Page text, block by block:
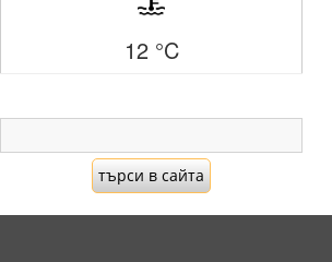
12 °C